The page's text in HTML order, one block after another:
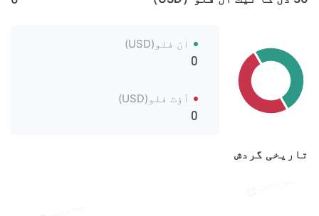
ان فلو(USD)
0
آؤٹ فلو(USD)
0
تاریخی گردش